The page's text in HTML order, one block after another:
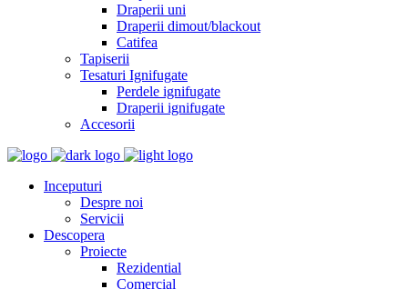
Draperii uni
Draperii dimout/blackout
Catifea
Tapiserii
Tesaturi Ignifugate
Perdele ignifugate
Draperii ignifugate
Accesorii
Inceputuri
Despre noi
Servicii
Descopera
Proiecte
Rezidential
Comercial